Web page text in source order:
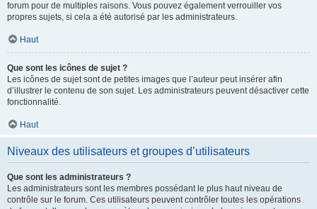
forum pour de multiples raisons. Vous pouvez également verrouiller vos
propres sujets, si cela a été autorisé par les administrateurs.
Haut
Que sont les icônes de sujet ?
Les icônes de sujet sont de petites images que l’auteur peut insérer afin
d’illustrer le contenu de son sujet. Les administrateurs peuvent désactiver cette
fonctionnalité.
Haut
Niveaux des utilisateurs et groupes d’utilisateurs
Que sont les administrateurs ?
Les administrateurs sont les membres possédant le plus haut niveau de
contrôle sur le forum. Ces utilisateurs peuvent contrôler toutes les opérations